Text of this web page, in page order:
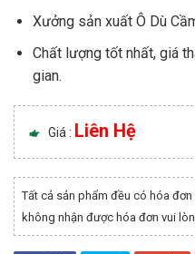
Xưởng sản xuất Ô Dù
Chất lượng tốt nhất, giá
gian.
Giá : Liên Hệ
Tất cả sản phẩm đều có hóa
không nhận được hóa đơn vui